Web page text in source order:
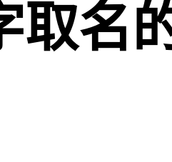
名